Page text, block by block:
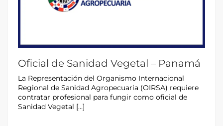
Oficial de Sanidad Vegetal – Panamá
La Representación del Organismo Internacional
Regional de Sanidad Agropecuaria (OIRSA) requiere
contratar profesional para fungir como oficial de
Sanidad Vegetal […]